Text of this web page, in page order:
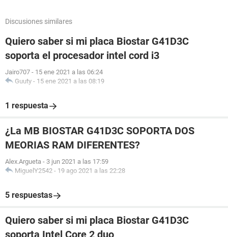
Discusiones similares
Quiero saber si mi placa Biostar G41D3C
soporta el procesador intel cord i3
Jairo707 - 15 ene 2021 a las 06:24
Guuty - 15 ene 2021 a las 08:19
1 respuesta
¿La MB BIOSTAR G41D3C SOPORTA DOS
MEORIAS RAM DIFERENTES?
Alex.Argueta - 3 jun 2021 a las 17:59
MiguelY2542 - 19 ago 2021 a las 22:28
5 respuestas
Quiero saber si mi placa Biostar G41D3C
soporta Intel Core 2 duo